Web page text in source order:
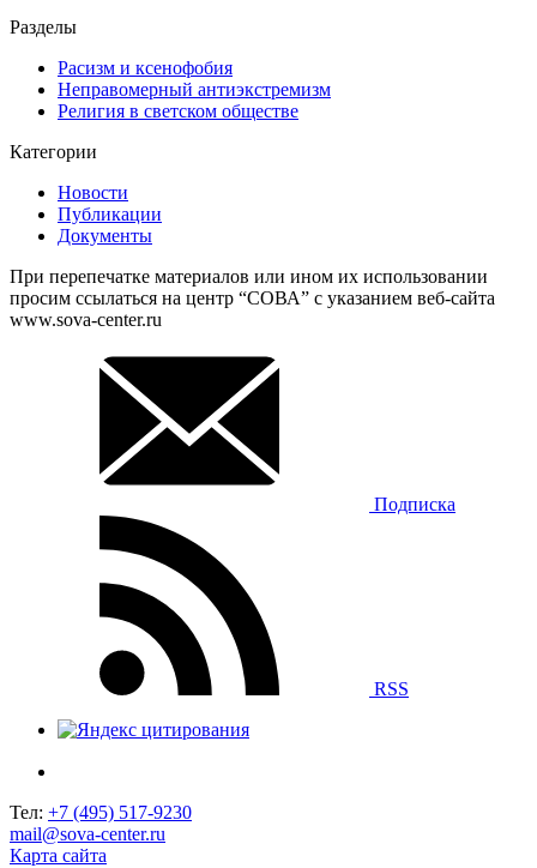
Разделы
Расизм и ксенофобия
Неправомерный антиэкстремизм
Религия в светском обществе
Категории
Новости
Публикации
Документы
При перепечатке материалов или ином их использовании
просим ссылаться на центр “СОВА” с указанием веб-сайта
www.sova-center.ru
Подписка
RSS
Тел: +7 (495) 517-9230
mail@sova-center.ru
Карта сайта